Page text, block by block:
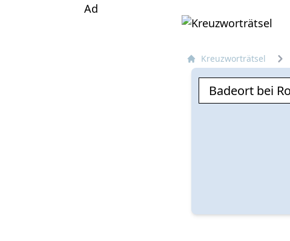
Ad
Kreuzworträtsel